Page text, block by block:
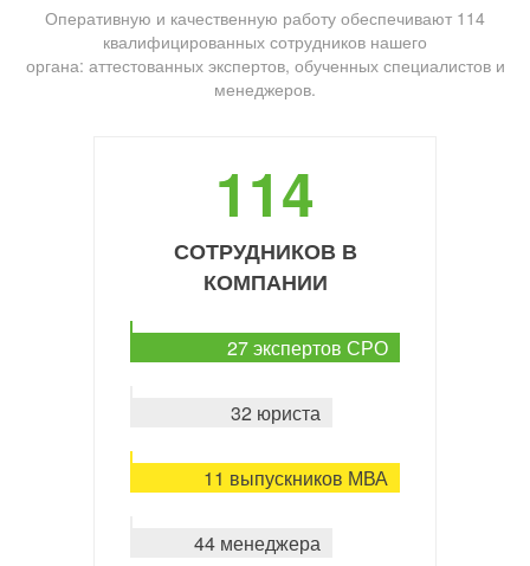
Оперативную и качественную работу обеспечивают 114
квалифицированных сотрудников нашего
органа: аттестованных экспертов, обученных специалистов и
менеджеров.
114
СОТРУДНИКОВ В
КОМПАНИИ
27 экспертов СРО
32 юриста
11 выпускников МВА
44 менеджера